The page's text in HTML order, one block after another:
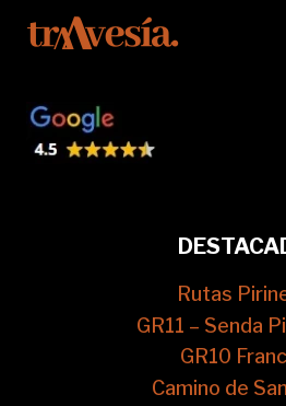
Rutas
GR11 – Senda
GR10
Camino de